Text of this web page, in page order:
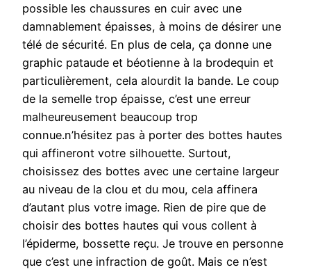
possible les chaussures en cuir avec une
damnablement épaisses, à moins de désirer une
télé de sécurité. En plus de cela, ça donne une
graphic pataude et béotienne à la brodequin et
particulièrement, cela alourdit la bande. Le coup
de la semelle trop épaisse, c’est une erreur
malheureusement beaucoup trop
connue.n’hésitez pas à porter des bottes hautes
qui affineront votre silhouette. Surtout,
choisissez des bottes avec une certaine largeur
au niveau de la clou et du mou, cela affinera
d’autant plus votre image. Rien de pire que de
choisir des bottes hautes qui vous collent à
l’épiderme, bossette reçu. Je trouve en personne
que c’est une infraction de goût. Mais ce n’est